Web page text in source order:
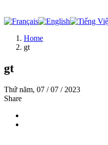
Home
gt
gt
Thứ năm, 07 / 07 / 2023
Share